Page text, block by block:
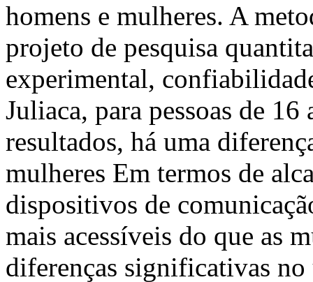
homens e mulheres. A
projeto de pesquisa
experimental,
Juliaca, para pessoas de
resultados, há uma
mulheres Em termos de
dispositivos de
mais acessíveis do que as
diferenças significativas